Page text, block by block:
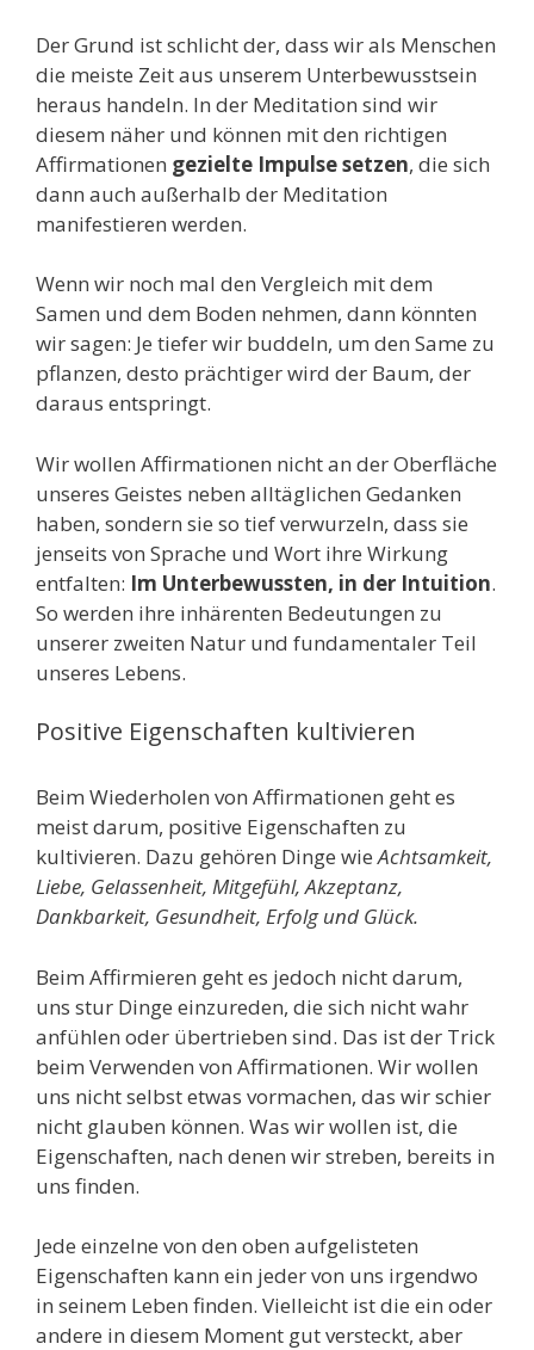
Der Grund ist schlicht der, dass wir als Menschen
die meiste Zeit aus unserem Unterbewusstsein
heraus handeln. In der Meditation sind wir
diesem näher und können mit den richtigen
Affirmationen gezielte Impulse setzen, die sich
dann auch außerhalb der Meditation
manifestieren werden.
Wenn wir noch mal den Vergleich mit dem
Samen und dem Boden nehmen, dann könnten
wir sagen: Je tiefer wir buddeln, um den Same zu
pflanzen, desto prächtiger wird der Baum, der
daraus entspringt.
Wir wollen Affirmationen nicht an der Oberfläche
unseres Geistes neben alltäglichen Gedanken
haben, sondern sie so tief verwurzeln, dass sie
jenseits von Sprache und Wort ihre Wirkung
entfalten: Im Unterbewussten, in der Intuition.
So werden ihre inhärenten Bedeutungen zu
unserer zweiten Natur und fundamentaler Teil
unseres Lebens.
Positive Eigenschaften kultivieren
Beim Wiederholen von Affirmationen geht es
meist darum, positive Eigenschaften zu
kultivieren. Dazu gehören Dinge wieAchtsamkeit,
Liebe, Gelassenheit, Mitgefühl, Akzeptanz,
Dankbarkeit, Gesundheit, Erfolg und Glück.
Beim Affirmieren geht es jedoch nicht darum,
uns stur Dinge einzureden, die sich nicht wahr
anfühlen oder übertrieben sind. Das ist der Trick
beim Verwenden von Affirmationen. Wir wollen
uns nicht selbst etwas vormachen, das wir schier
nicht glauben können. Was wir wollen ist, die
Eigenschaften, nach denen wir streben, bereits in
uns finden.
Jede einzelne von den oben aufgelisteten
Eigenschaften kann ein jeder von uns irgendwo
in seinem Leben finden. Vielleicht ist die ein oder
andere in diesem Moment gut versteckt, aber